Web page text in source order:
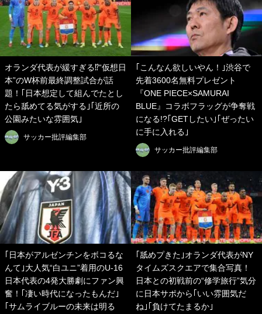
オランダ代表が緩すぎる⁉“仮想日
本”のW杯前最終調整試合が話
題！｢日本想定して組んでたとし
たら舐めてる気がする｣｢近所の
公園みたいな雰囲気｣
サッカー批評編集部
｢こんなん欲しいやん！｣渋谷で
先着3600名無料プレゼント
『ONE PIECE×SAMURAI
BLUE』コラボフラッグが争奪戦
になる!?｢GETしたい｣｢ぜったい
に手に入れる｣
サッカー批評編集部
｢日本がアルゼンチンをボコるな
んて｣大人気“白ユニ”着用のU-16
日本代表の4発大勝劇にファン興
奮！｢凄い時代になったもんだ｣
｢サムライブルーの未来は明る
｢舐めプきた｣オランダ代表がNY
タイムズスクエアで集合写真！
日本との初戦前の“修学旅行”気分
に日本サポから｢いい雰囲気だ
ね｣｢負けてたまるか｣